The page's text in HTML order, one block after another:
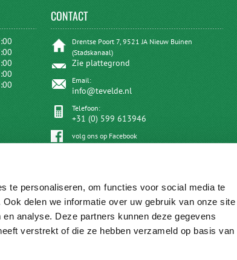
te personaliseren, om functies voor social media te
delen we informatie over uw gebruik van onze site
analyse. Deze partners kunnen deze gegevens
verstrekt of die ze hebben verzameld op basis van
CONTACT
Drentse Poort 7, 9521 JA Nieuw Buinen
(Stadskanaal)
Zie plattegrond
Email:
info@tevelde.nl
Telefoon:
+31 (0) 599 613946
volg ons op Facebook